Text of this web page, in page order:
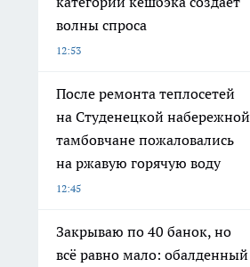
волны спроса
12:53
После ремонта теплосетей
на Студенецкой набережной
тамбовчане пожаловались
на ржавую горячую воду
12:45
Закрываю по 40 банок, но
всё равно мало: обалденный